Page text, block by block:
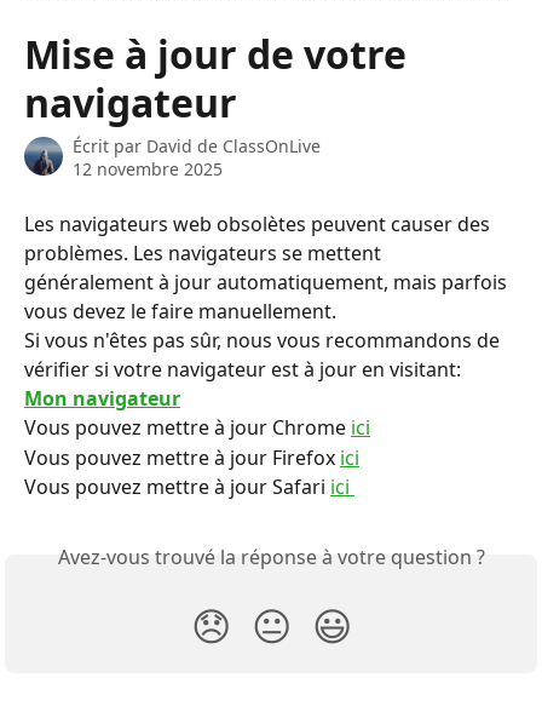
Mise à jour de votre
navigateur
Écrit par David de ClassOnLive
12 novembre 2025
Les navigateurs web obsolètes peuvent causer des
problèmes. Les navigateurs se mettent
généralement à jour automatiquement, mais parfois
vous devez le faire manuellement.
Si vous n'êtes pas sûr, nous vous recommandons de
vérifier si votre navigateur est à jour en visitant:
Mon navigateur
Vous pouvez mettre à jour Chrome ici
Vous pouvez mettre à jour Firefox ici
Vous pouvez mettre à jour Safari ici
Avez-vous trouvé la réponse à votre question ?
😞 😐 😃